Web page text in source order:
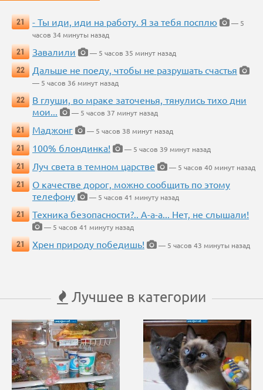
21 - Ты иди, иди на работу. Я за тебя посплю
— 5
часов 34 минуты назад
21
Завалили
— 5 часов 35 минут назад
22
Дальше не поеду, чтобы не разрушать счастья
— 5 часов 36 минут назад
22
В глуши, во мраке заточенья, тянулись тихо дни
мои...
— 5 часов 37 минут назад
21
Маджонг
— 5 часов 38 минут назад
21
100% блондинка!
— 5 часов 39 минут назад
21
Луч света в темном царстве
— 5 часов 40 минут назад
21
О качестве дорог, можно сообщить по этому
телефону
— 5 часов 41 минуту назад
21
Техника безопасности?.. А-а-а... Нет, не слышали!
— 5 часов 41 минуту назад
21
Хрен природу победишь! — 5 часов 43 минуты назад
Лучшее в категории